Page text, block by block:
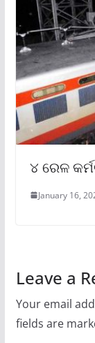
୪ ରେଳ
January 16,
Leave a
Your email
fields are